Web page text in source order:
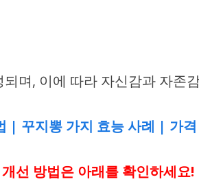
며, 이에 따라 자신감과 자존
| 꾸지뽕 가지 효능 사례 | 가
선 방법은 아래를 확인하세요!